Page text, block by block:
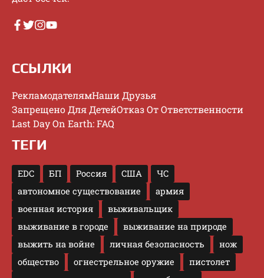
ССЫЛКИ
РекламодателямНаши Друзья
Запрещено Для ДетейОтказ От Ответственности
Last Day On Earth: FAQ
ТЕГИ
EDC БП Россия США
ЧС
автономное существование
армия
военная история
выживальщик
выживание в городе
выживание на природе
выжить на войне
личная безопасность
нож
общество
огнестрельное оружие
пистолет